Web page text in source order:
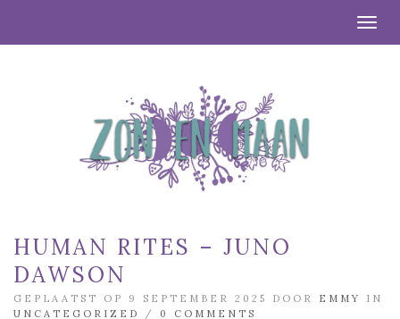
HUMAN RITES – JUNO
DAWSON
GEPLAATST OP 9 SEPTEMBER 2025 DOOR EMMY
IN
UNCATEGORIZED
/ 0 COMMENTS